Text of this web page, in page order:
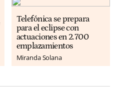
Telefónica se prepara
para el eclipse con
actuaciones en 2.700
emplazamientos
Miranda Solana